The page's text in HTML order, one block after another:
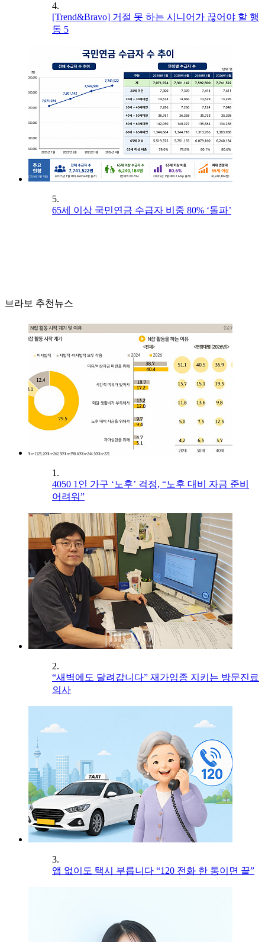
4.
[Trend&Bravo] 거절 못 하는 시니어가 끊어야 할 행
동 5
5.
65세 이상 국민연금 수급자 비중 80% ‘돌파’
브라보 추천뉴스
1.
4050 1인 가구 ‘노후’ 걱정, “노후 대비 자금 준비
어려워”
2.
“새벽에도 달려갑니다” 재가임종 지키는 방문진료
의사
3.
앱 없이도 택시 부릅니다 “120 전화 한 통이면 끝”